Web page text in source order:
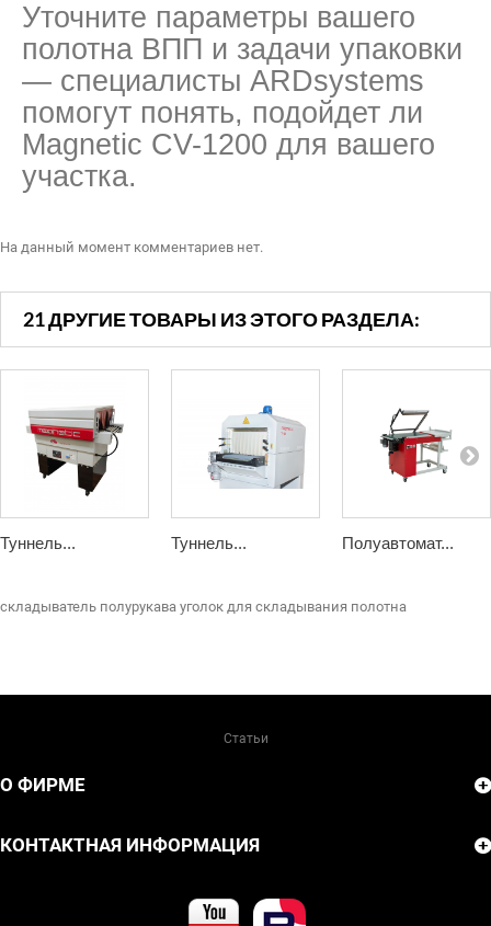
Уточните параметры вашего
полотна ВПП и задачи упаковки
— специалисты ARDsystems
помогут понять, подойдет ли
Magnetic CV-1200 для вашего
участка.
На данный момент комментариев нет.
21 ДРУГИЕ ТОВАРЫ ИЗ ЭТОГО РАЗДЕЛА:
Туннель... Туннель... Полуавтомат...
складыватель полурукава уголок для складывания полотна
Статьи
О ФИРМЕ
КОНТАКТНАЯ ИНФОРМАЦИЯ